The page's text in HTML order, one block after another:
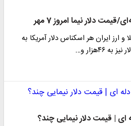
دلار نیما امروز 7 مهر
و ارز ایران هر اسکناس دلار آمریکا به
ای | قیمت دلار نیمایی چند؟